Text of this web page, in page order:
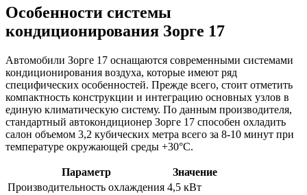
Особенности системы
кондиционирования Зорге 17
Автомобили Зорге 17 оснащаются современными системами
кондиционирования воздуха, которые имеют ряд
специфических особенностей. Прежде всего, стоит отметить
компактность конструкции и интеграцию основных узлов в
единую климатическую систему. По данным производителя,
стандартный автокондиционер Зорге 17 способен охладить
салон объемом 3,2 кубических метра всего за 8-10 минут при
температуре окружающей среды +30°C.
Параметр
Значение
Производительность охлаждения 4,5 кВт